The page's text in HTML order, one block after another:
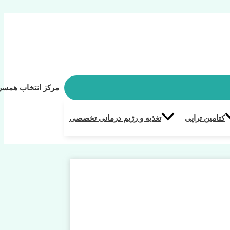
کتامین تراپی تغذیه و رژیم درمانی تخصصی
مرکز انتخاب